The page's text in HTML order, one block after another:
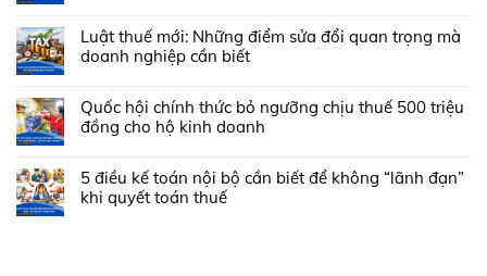
Luật thuế mới: Những điểm sửa đổi quan trọng mà
doanh nghiệp cần biết
Quốc hội chính thức bỏ ngưỡng chịu thuế 500 triệu
đồng cho hộ kinh doanh
5 điều kế toán nội bộ cần biết để không “lãnh đạn”
khi quyết toán thuế